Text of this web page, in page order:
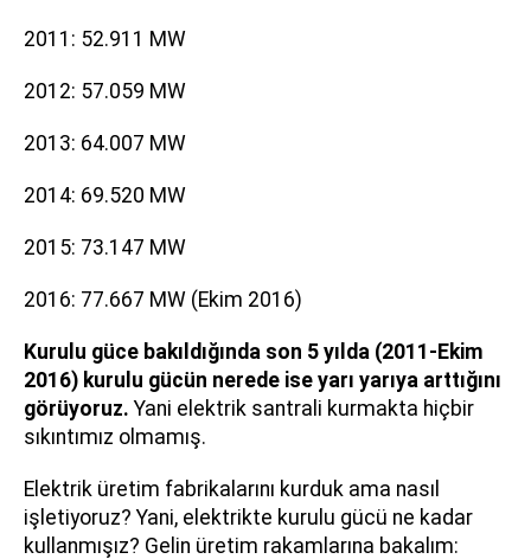
2011: 52.911 MW
2012: 57.059 MW
2013: 64.007 MW
2014: 69.520 MW
2015: 73.147 MW
2016: 77.667 MW (Ekim 2016)
Kurulu güce bakıldığında son 5 yılda (2011-Ekim
2016) kurulu gücün nerede ise yarı yarıya arttığını
görüyoruz. Yani elektrik santrali kurmakta hiçbir
sıkıntımız olmamış.
Elektrik üretim fabrikalarını kurduk ama nasıl
işletiyoruz? Yani, elektrikte kurulu gücü ne kadar
kullanmışız? Gelin üretim rakamlarına bakalım: